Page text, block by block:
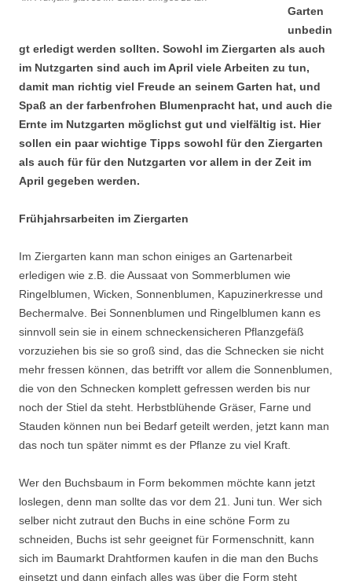
Garten
unbedin
gt erledigt werden sollten. Sowohl im Ziergarten als auch
im Nutzgarten sind auch im April viele Arbeiten zu tun,
damit man richtig viel Freude an seinem Garten hat, und
Spaß an der farbenfrohen Blumenpracht hat, und auch die
Ernte im Nutzgarten möglichst gut und vielfältig ist. Hier
sollen ein paar wichtige Tipps sowohl für den Ziergarten
als auch für für den Nutzgarten vor allem in der Zeit im
April gegeben werden.
Frühjahrsarbeiten im Ziergarten
Im Ziergarten kann man schon einiges an Gartenarbeit
erledigen wie z.B. die Aussaat von Sommerblumen wie
Ringelblumen, Wicken, Sonnenblumen, Kapuzinerkresse und
Bechermalve. Bei Sonnenblumen und Ringelblumen kann es
sinnvoll sein sie in einem schneckensicheren Pflanzgefäß
vorzuziehen bis sie so groß sind, das die Schnecken sie nicht
mehr fressen können, das betrifft vor allem die Sonnenblumen,
die von den Schnecken komplett gefressen werden bis nur
noch der Stiel da steht. Herbstblühende Gräser, Farne und
Stauden können nun bei Bedarf geteilt werden, jetzt kann man
das noch tun später nimmt es der Pflanze zu viel Kraft.
Wer den Buchsbaum in Form bekommen möchte kann jetzt
loslegen, denn man sollte das vor dem 21. Juni tun. Wer sich
selber nicht zutraut den Buchs in eine schöne Form zu
schneiden, Buchs ist sehr geeignet für Formenschnitt, kann
sich im Baumarkt Drahtformen kaufen in die man den Buchs
einsetzt und dann einfach alles was über die Form steht